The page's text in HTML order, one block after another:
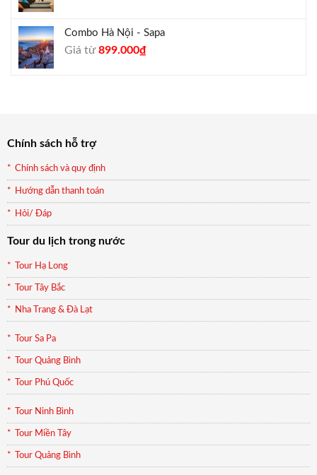
Combo Hà Nội - Sapa
Giá từGiá
899.000₫Giá
Chính sách hỗ trợ
Chính sách và quy định
Hướng dẫn thanh toán
Hỏi/ Đáp
Tour du lịch trong nước
Tour Hạ Long
Tour Tây Bắc
Nha Trang & Đà Lạt
Tour Sa Pa
Tour Quảng Bình
Tour Phú Quốc
Tour Ninh Bình
Tour Miền Tây
Tour Quảng Bình